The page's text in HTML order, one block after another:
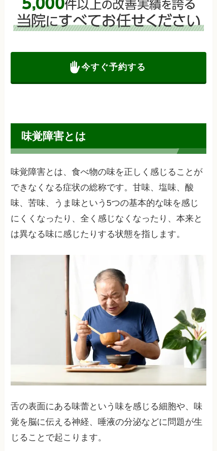
今すぐ予約する
味覚障害とは
味覚障害とは、食べ物の味を正しく感じることが
できなくなる症状の総称です。甘味、塩味、酸
味、苦味、うま味という5つの基本的な味を感じ
にくくなったり、全く感じなくなったり、本来と
は異なる味に感じたりする状態を指します。
舌の表面にある味蕾という味を感じる細胞や、味
覚を脳に伝える神経、唾液の分泌などに問題が生
じることで起こります。